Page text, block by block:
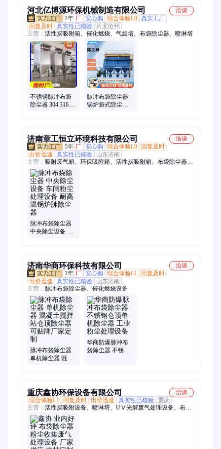
河北亿博源环保机械制造有限公司
洽谈
2年 厂 安心购 综合体验L0 真实工厂
回复及时 真实性已核验 河北沧州
主营： 活性炭吸附箱、催化燃烧、气旋塔、布袋除尘器、喷淋塔
不锈钢脉冲布袋
除尘器 304 316L
脉冲布袋除尘器
锅炉袋式除尘器
济南章工恒立环境科技有限公司
洽谈
5年 厂 安心购 综合体验L0
回复及时
出价迅速
真实性已核验
山东济南
主营： 吸附废气箱、环保吸附箱、活性炭吸附箱、布袋除尘器、
活性炭环保箱、吸附处理装置、活性炭一体机、活性炭过滤箱、
活性炭吸附罐、活性炭吸附设备、抽屉式活性炭箱、活性炭吸附
装置
脉冲布袋除尘器
中央除尘设备 车
济南华商环保科技有限公司
洽谈
1年 厂 安心购 综合体验L1
回复及时
出价迅速
真实性已核验
山东济南
主营： 脉冲布袋除尘器、催化燃烧设备
脉冲布袋除尘器
单机除尘器 混凝
华商防爆脉冲布
袋除尘器 不锈钢
重庆鑫协环保设备有限公司
洽谈
综合体验L1
回复及时 出价迅速 真实性已核验 重庆
主营： 活性炭吸附设备、喷淋塔、UⅤ光解废气处理设备、布袋
除尘器、滤筒除尘器、旋风除尘器、气旋塔、催化燃烧设备、烟
尘净化器